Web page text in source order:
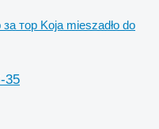
за тор Koja mieszadło do
35